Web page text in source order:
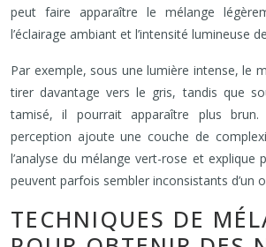
peut faire apparaître le mélange
l’éclairage ambiant et l’intensité lumineuse
Par exemple, sous une lumière intense, le
tirer davantage vers le gris, tandis que
tamisé, il pourrait apparaître plus brun.
perception ajoute une couche de
l’analyse du mélange vert-rose et explique
peuvent parfois sembler inconsistants d’un
TECHNIQUES DE